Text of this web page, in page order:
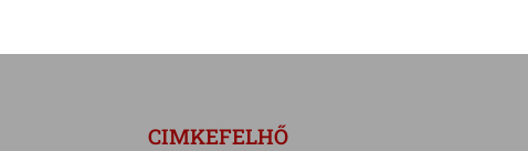
CIMKEFELHŐ